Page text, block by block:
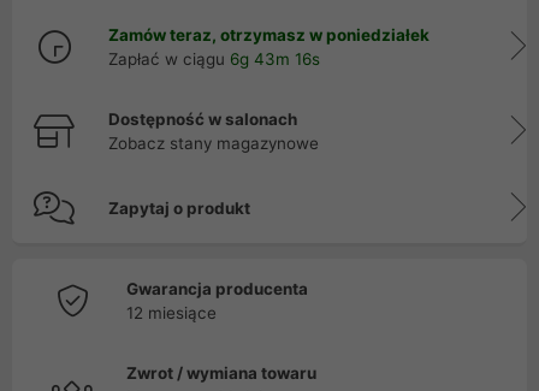
Zamów teraz, otrzymasz w poniedziałek
Zapłać w ciągu 6g 43m 16s
Dostępność w salonach
Zobacz stany magazynowe
Zapytaj o produkt
Gwarancja producenta
12 miesiące
Zwrot / wymiana towaru